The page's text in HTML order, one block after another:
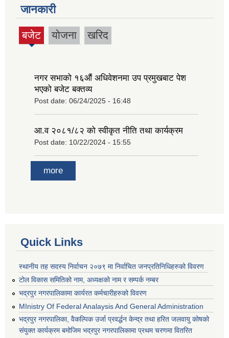
जानकारी
बजेट
(active
योजना खरिद
नगर सभाको १६‍औं अधिवेशनमा उप प्रमुखबाट पेश
भएको बजेट बक्तव्य
Post date: 06/24/2025 - 16:48
आ.व २०८१/८२ को स्वीकृत नीति तथा कार्यक्रम
Post date: 10/22/2024 - 15:55
more
Quick Links
स्थानीय तह सदस्य निर्वाचन २०७९ मा निर्वाचित जनप्रतिनिधिहरुको विवरण
टोल विकास समितिको नाम, अध्यक्षको नाम र सम्पर्क नम्बर
भद्रपुर नगरपालिकामा कार्यरत कर्मचारीहरुको विवरण
MInistry Of Federal Analaysis And General Administration
भद्रपुर नगरपालिका, वैकल्पिक उर्जा प्रवर्द्धन केन्द्र तथा हरित जलवायु कोषको
संयुक्त कार्यक्रम बमोजिम भद्रपुर नगरपालिकामा प्रथम चरणमा वितरित